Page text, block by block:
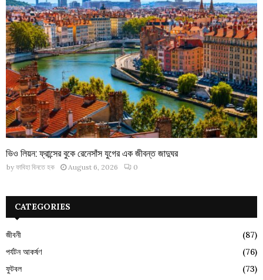
ভিও লিয়ন: ফ্রান্সের বুকে রেনেসাঁস যুগের এক জীবন্ত জাদুঘর
by ফাবিহা বিনতে হক August 6, 2026 0
CATEGORIES
জীবনী
(87)
পর্যটন আকর্ষণ
(76)
ফুটবল
(73)